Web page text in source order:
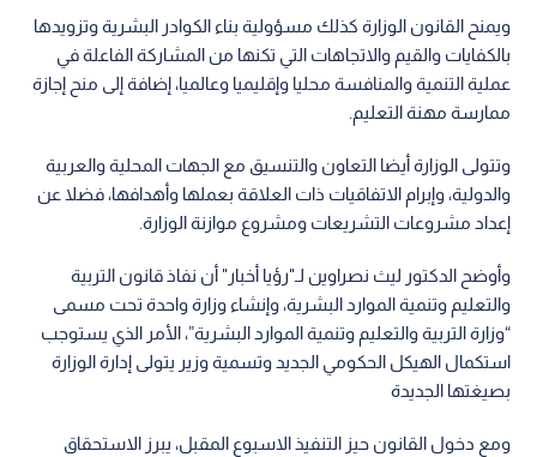
ويمنح القانون الوزارة كذلك مسؤولية بناء الكوادر البشرية وتزويدها
بالكفايات والقيم والاتجاهات التي تكنها من المشاركة الفاعلة في
عملية التنمية والمنافسة محليا وإقليميا وعالميا، إضافة إلى منح إجازة
ممارسة مهنة التعليم.
وتتولى الوزارة أيضا التعاون والتنسيق مع الجهات المحلية والعربية
والدولية، وإبرام الاتفاقيات ذات العلاقة بعملها وأهدافها، فضلا عن
إعداد مشروعات التشريعات ومشروع موازنة الوزارة.
وأوضح الدكتور ليث نصراوين لـ"رؤيا أخبار" أن نفاذ قانون التربية
والتعليم وتنمية الموارد البشرية، وإنشاء وزارة واحدة تحت مسمى
“وزارة التربية والتعليم وتنمية الموارد البشرية”، الأمر الذي يستوجب
استكمال الهيكل الحكومي الجديد وتسمية وزير يتولى إدارة الوزارة
بصيغتها الجديدة
ومع دخول القانون حيز التنفيذ الاسبوع المقبل، يبرز الاستحقاق